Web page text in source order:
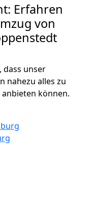
Erfahren
von
dass unser
nahezu alles zu
anbieten können.